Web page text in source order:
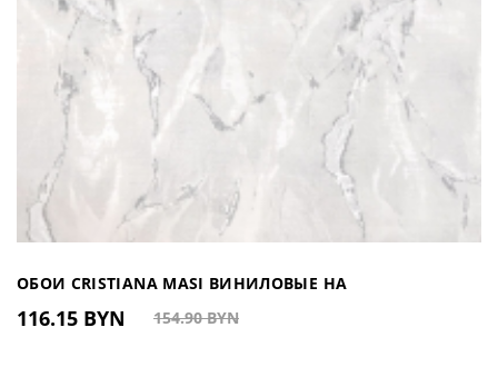
ОБОИ CRISTIANA MASI ВИНИЛОВЫЕ НА
ФЛИЗЕЛИНОВОЙ ОСНОВЕ АРТ. 6159 (ИТАЛИЯ)
116.15 BYN 154.90 BYN